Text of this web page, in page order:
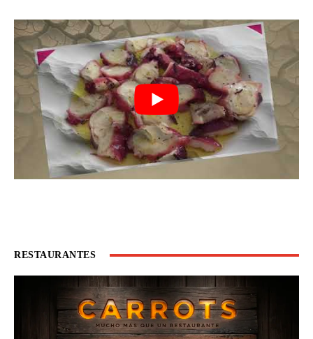
RESTAURANTES